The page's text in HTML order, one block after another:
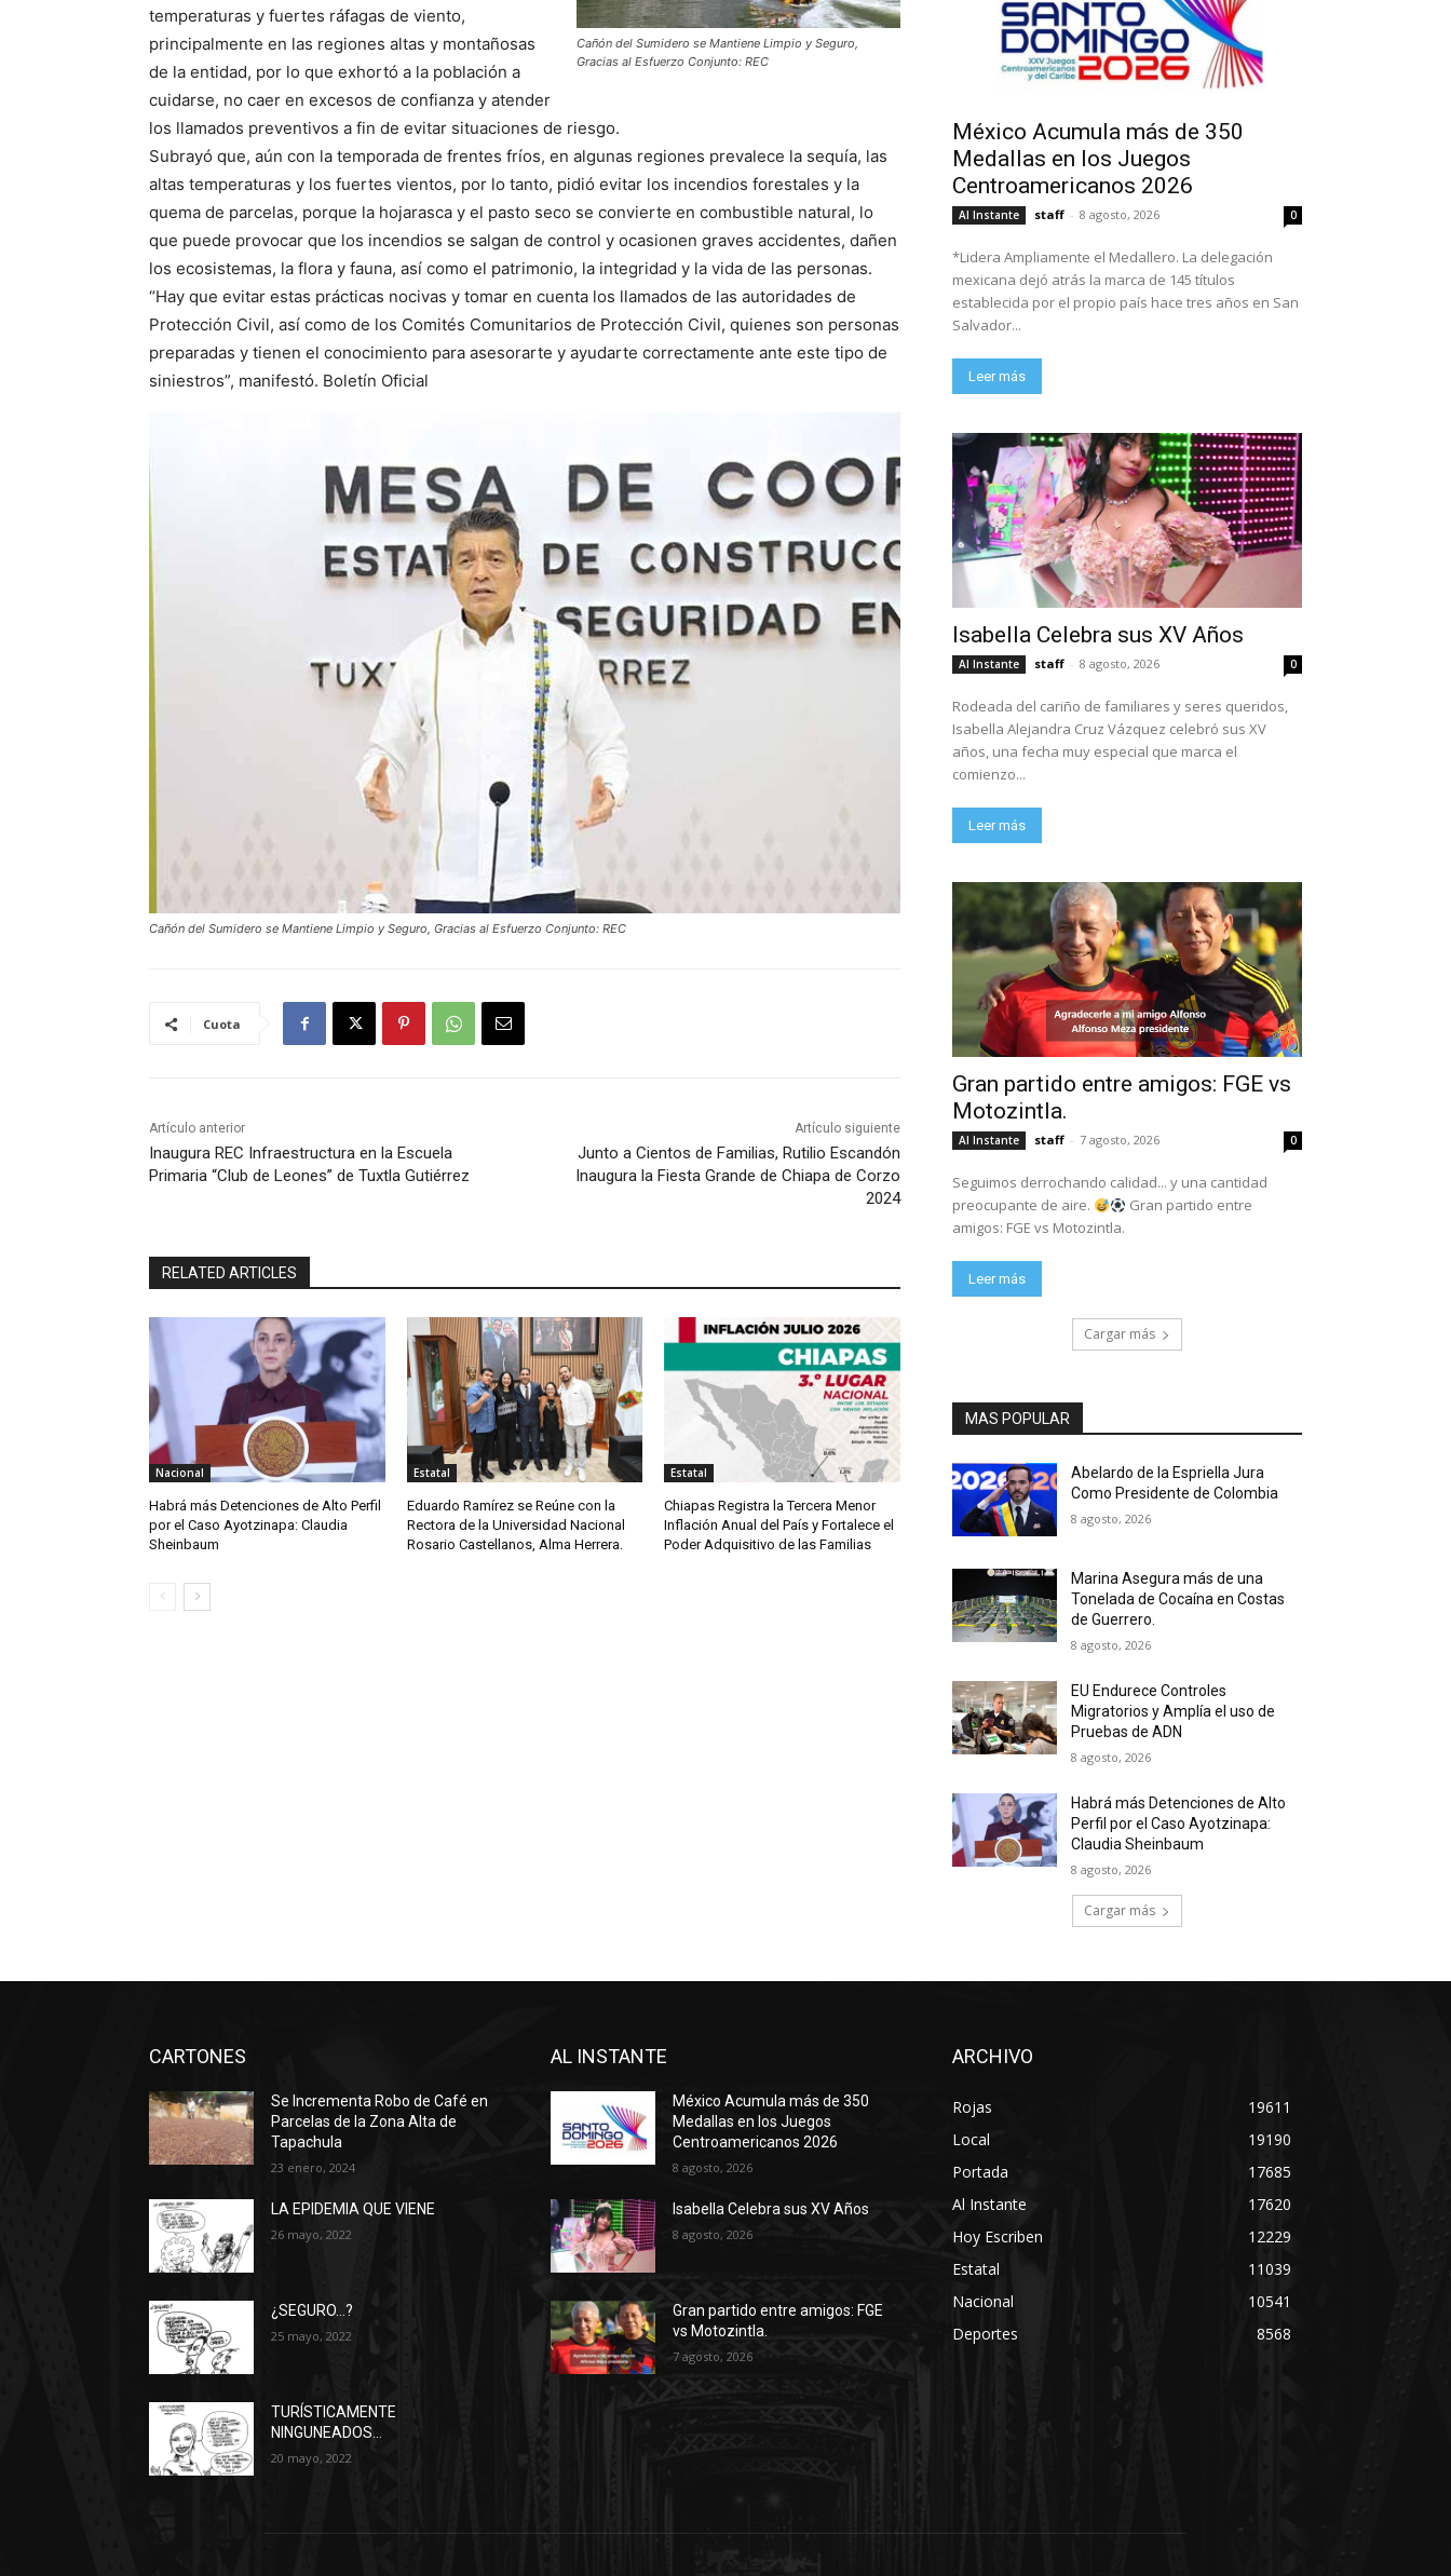
Cañón del Sumidero se Mantiene Limpio y Seguro,
Gracias al Esfuerzo Conjunto: REC
temperaturas y fuertes ráfagas de viento,
principalmente en las regiones altas y montañosas
de la entidad, por lo que exhortó a la población a
cuidarse, no caer en excesos de confianza y atender
los llamados preventivos a fin de evitar situaciones de riesgo.
Subrayó que, aún con la temporada de frentes fríos, en algunas regiones prevalece la sequía, las
altas temperaturas y los fuertes vientos, por lo tanto, pidió evitar los incendios forestales y la
quema de parcelas, porque la hojarasca y el pasto seco se convierte en combustible natural, lo
que puede provocar que los incendios se salgan de control y ocasionen graves accidentes, dañen
los ecosistemas, la flora y fauna, así como el patrimonio, la integridad y la vida de las personas.
“Hay que evitar estas prácticas nocivas y tomar en cuenta los llamados de las autoridades de
Protección Civil, así como de los Comités Comunitarios de Protección Civil, quienes son personas
preparadas y tienen el conocimiento para asesorarte y ayudarte correctamente ante este tipo de
siniestros”, manifestó. Boletín Oficial
Cañón del Sumidero se Mantiene Limpio y Seguro, Gracias al Esfuerzo Conjunto: REC
Cuota
Artículo anterior
Inaugura REC Infraestructura en la Escuela
Primaria “Club de Leones” de Tuxtla Gutiérrez
Artículo siguiente
Junto a Cientos de Familias, Rutilio Escandón
Inaugura la Fiesta Grande de Chiapa de Corzo
2024
RELATED ARTICLES
Nacional
Habrá más Detenciones de Alto Perfil
por el Caso Ayotzinapa: Claudia
Sheinbaum
Estatal
Eduardo Ramírez se Reúne con la
Rectora de la Universidad Nacional
Rosario Castellanos, Alma Herrera.
Estatal
Chiapas Registra la Tercera Menor
Inflación Anual del País y Fortalece el
Poder Adquisitivo de las Familias
México Acumula más de 350
Medallas en los Juegos
Centroamericanos 2026
Al Instante staff - 8 agosto, 2026 0
*Lidera Ampliamente el Medallero. La delegación
mexicana dejó atrás la marca de 145 títulos
establecida por el propio país hace tres años en San
Salvador...
Leer más
Isabella Celebra sus XV Años
Al Instante staff - 8 agosto, 2026 0
Rodeada del cariño de familiares y seres queridos,
Isabella Alejandra Cruz Vázquez celebró sus XV
años, una fecha muy especial que marca el
comienzo...
Leer más
Gran partido entre amigos: FGE vs
Motozintla.
Al Instante staff - 7 agosto, 2026 0
Seguimos derrochando calidad... y una cantidad
preocupante de aire.
Gran partido entre
amigos: FGE vs Motozintla.
Leer más
Cargar más
MAS POPULAR
Abelardo de la Espriella Jura
Como Presidente de Colombia
8 agosto, 2026
Marina Asegura más de una
Tonelada de Cocaína en Costas
de Guerrero.
8 agosto, 2026
EU Endurece Controles
Migratorios y Amplía el uso de
Pruebas de ADN
8 agosto, 2026
Habrá más Detenciones de Alto
Perfil por el Caso Ayotzinapa:
Claudia Sheinbaum
8 agosto, 2026
Cargar más
CARTONES
Se Incrementa Robo de Café en
Parcelas de la Zona Alta de
Tapachula
23 enero, 2024
LA EPIDEMIA QUE VIENE
26 mayo, 2022
¿SEGURO…?
25 mayo, 2022
TURÍSTICAMENTE
NINGUNEADOS…
20 mayo, 2022
AL INSTANTE
México Acumula más de 350
Medallas en los Juegos
Centroamericanos 2026
8 agosto, 2026
Isabella Celebra sus XV Años
8 agosto, 2026
Gran partido entre amigos: FGE
vs Motozintla.
7 agosto, 2026
ARCHIVO
Rojas
19611
Local
19190
Portada
17685
Al Instante
17620
Hoy Escriben
12229
Estatal
11039
Nacional
10541
Deportes
8568